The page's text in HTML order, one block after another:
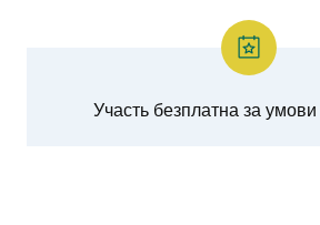
Участь безплатна за умови